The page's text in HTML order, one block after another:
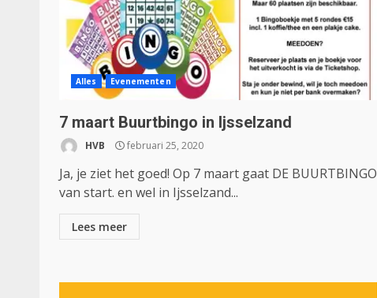
Alles Evenementen
7 maart Buurtbingo in Ijsselzand
HVB februari 25, 2020
Ja, je ziet het goed! Op 7 maart gaat DE BUURTBINGO
van start. en wel in Ijsselzand...
Lees meer